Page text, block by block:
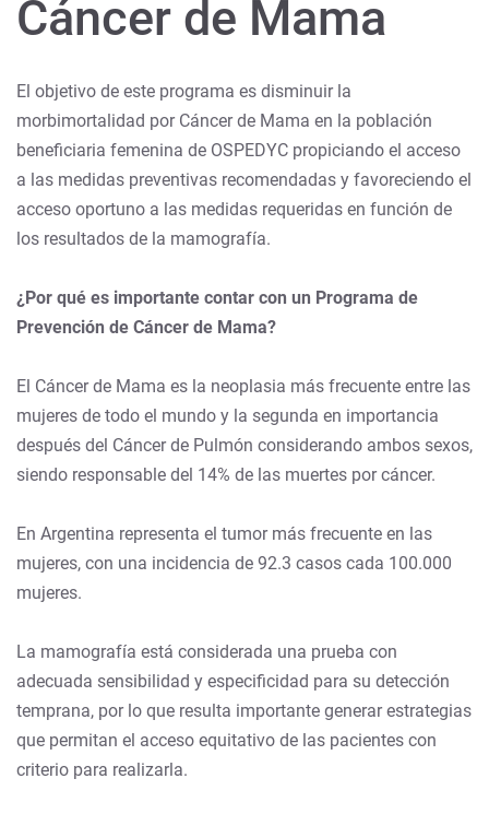
Cáncer de Mama
El objetivo de este programa es disminuir la
morbimortalidad por Cáncer de Mama en la población
beneficiaria femenina de OSPEDYC propiciando el acceso
a las medidas preventivas recomendadas y favoreciendo el
acceso oportuno a las medidas requeridas en función de
los resultados de la mamografía.
¿Por qué es importante contar con un Programa de
Prevención de Cáncer de Mama?
El Cáncer de Mama es la neoplasia más frecuente entre las
mujeres de todo el mundo y la segunda en importancia
después del Cáncer de Pulmón considerando ambos sexos,
siendo responsable del 14% de las muertes por cáncer.
En Argentina representa el tumor más frecuente en las
mujeres, con una incidencia de 92.3 casos cada 100.000
mujeres.
La mamografía está considerada una prueba con
adecuada sensibilidad y especificidad para su detección
temprana, por lo que resulta importante generar estrategias
que permitan el acceso equitativo de las pacientes con
criterio para realizarla.